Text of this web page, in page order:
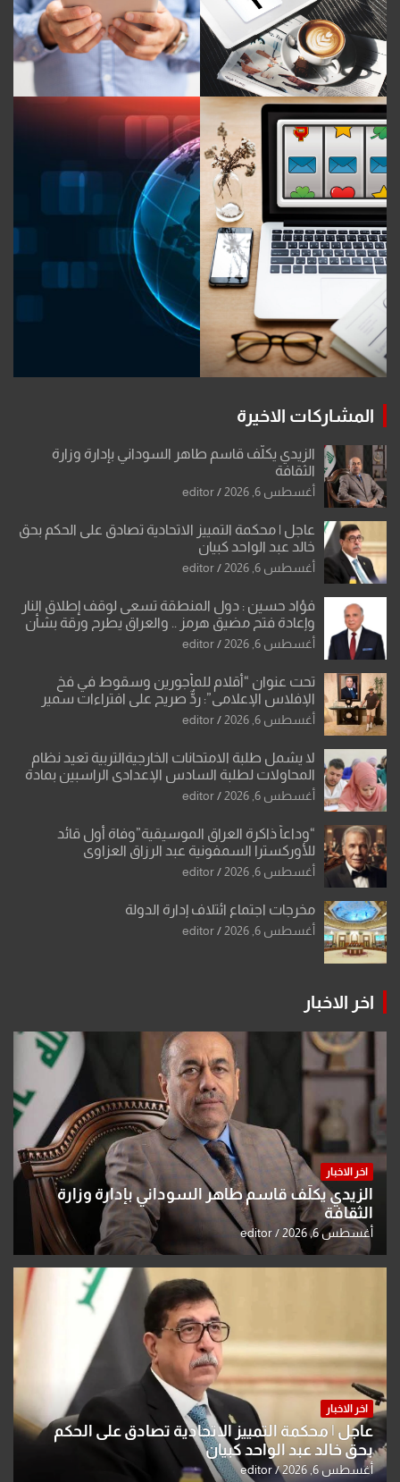
المشاركات الاخيرة
الزيدي يكلّف قاسم طاهر السوداني بإدارة وزارة
الثقافة
أغسطس 6, 2026 editor
عاجل | محكمة التمييز الاتحادية تصادق على الحكم بحق
خالد عبد الواحد كبيان
أغسطس 6, 2026 editor
فؤاد حسين : دول المنطقة تسعى لوقف إطلاق النار
وإعادة فتح مضيق هرمز .. والعراق يطرح ورقة بشأن
تحولات القدس
أغسطس 6, 2026 editor
تحت عنوان “أقلام للمأجورين وسقوط في فخ
الإفلاس الإعلامي”: ردٌّ صريح على افتراءات سمير
الشكرجي
أغسطس 6, 2026 editor
لا يشمل طلبة الامتحانات الخارجيةالتربية تعيد نظام
المحاولات لطلبة السادس الإعدادي الراسبين بمادة
أو مادتين
أغسطس 6, 2026 editor
“وداعاً ذاكرة العراق الموسيقية”وفاة أول قائد
للأوركسترا السمفونية عبد الرزاق العزاوي
أغسطس 6, 2026 editor
مخرجات اجتماع ائتلاف إدارة الدولة
أغسطس 6, 2026 editor
اخر الاخبار
اخر الاخبار
الزيدي يكلّف قاسم طاهر السوداني بإدارة وزارة
الثقافة
أغسطس 6, 2026 editor
اخر الاخبار
عاجل | محكمة التمييز الاتحادية تصادق على الحكم
بحق خالد عبد الواحد كبيان
أغسطس 6, 2026 editor